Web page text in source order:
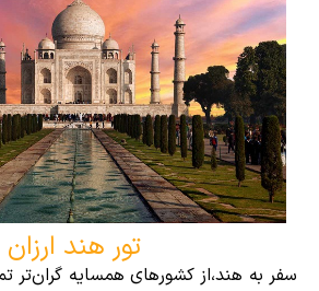
تور هند ارزان
سفر به هند،از کشورهای همسایه گران‌تر